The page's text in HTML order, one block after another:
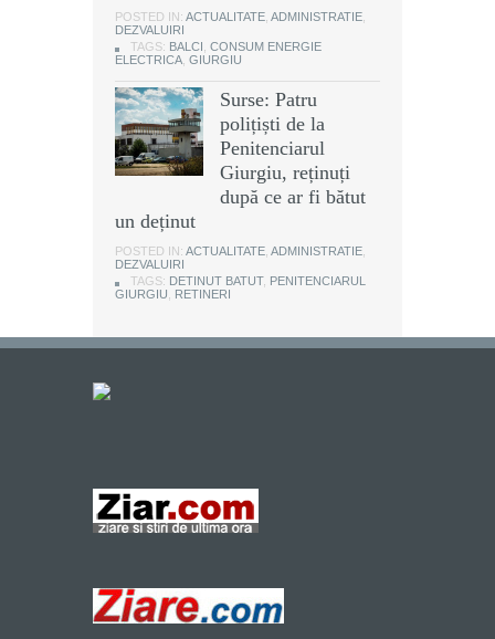
POSTED IN: ACTUALITATE ADMINISTRATIE
DEZVALUIRI
TAGS: BALCI
CONSUM ENERGIE
ELECTRICA GIURGIU
Surse: Patru
polițiști de la
Penitenciarul
Giurgiu, reținuți
după ce ar fi bătut
un deținut
POSTED IN: ACTUALITATE ADMINISTRATIE
DEZVALUIRI
TAGS: DETINUT BATUT, PENITENCIARUL
GIURGIU
RETINERI